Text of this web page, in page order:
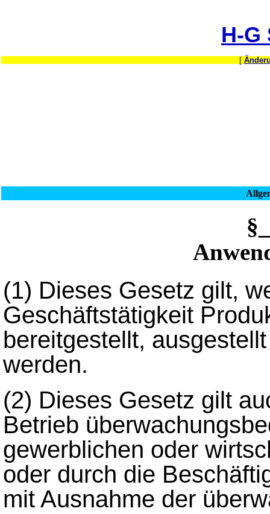
H-G
[
(1) Dieses Gesetz gilt,
Geschäftstätigkeit
bereitgestellt,
werden.
(2) Dieses Gesetz gilt
Betrieb
gewerblichen oder
oder durch die
mit Ausnahme der